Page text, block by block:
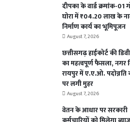
दीपका के वार्ड क्रमांक-01
घोरा में ₹04.20 लाख के
निर्माण कार्य का भूमिपूजन
August 7, 2026
छत्तीसगढ़ हाईकोर्ट की
का महत्वपूर्ण फैसला, नगर
रायपुर में ए.ए.ओ. पदोन्नति
पर लगी मुहर
August 7, 2026
वेतन के आधार पर सरकारी